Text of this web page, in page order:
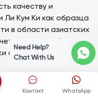
качеству и
Ли Кум Ки как образца
в области азиатских
в себе
обжарки.
WhatsApp
Контакт
Need Help?
Chat With Us